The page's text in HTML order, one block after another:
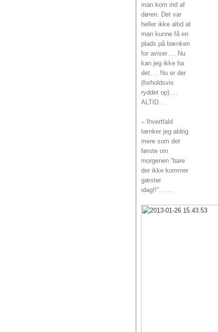
man kom ind af
døren. Det var
heller ikke altid at
man kunne få en
plads på bænken
for aviser…. Nu
kan jeg ikke ha
det…. Nu er der
(forholdsvis
ryddet op)….
ALTID…
– Ihvertfald
tænker jeg aldrig
mere som det
første om
morgenen “bare
der ikke kommer
gæster
idag!!”…….